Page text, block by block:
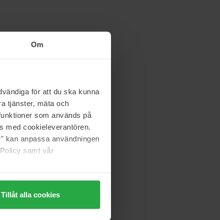
Om
för att du ska kunna
tjänster, mäta och
som används på
med cookieleverantören.
kan anpassa användningen
samt vår
Tillåt alla cookies